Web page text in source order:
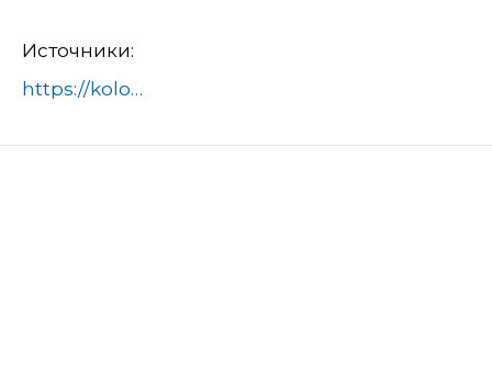
Источники:
https://kolomnagrad.ru/vse-novosti/49864-druzheskij-zabeg-na-pjat-kilometrov-provedut-v-parke-mira-v-subbotu.html